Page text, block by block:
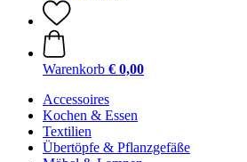
Warenkorb € 0,00
Accessoires
Kochen & Essen
Textilien
Übertöpfe & Pflanzgefäße